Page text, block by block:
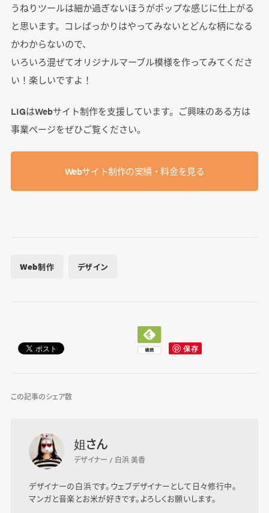
うねりツールは細か過ぎないほうがポップな感じに仕上がる
と思います。コレばっかりはやってみないとどんな柄になる
かわからないので、
いろいろ混ぜてオリジナルマーブル模様を作ってみてくださ
い！楽しいですよ！
LIGはWebサイト制作を支援しています。ご興味のある方は
事業ぺージをぜひご覧ください。
Webサイト制作の実績・料金を見る
Web制作 デザイン
この記事のシェア数
姐さん
デザイナー / 白浜 美香
デザイナーの白浜です。ウェブデザイナーとして日々修行中。
マンガと音楽とお米が好きです。よろしくお願いします。